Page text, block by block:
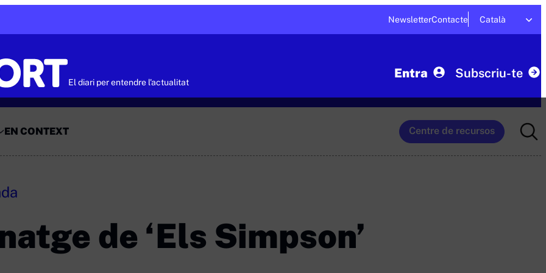
NewsletterContacte Català
El diari per entendre l'actualitat
Entra Subscriu-te
EN CONTEXT Centre de recursos
for:
de ‘Els Simpson’